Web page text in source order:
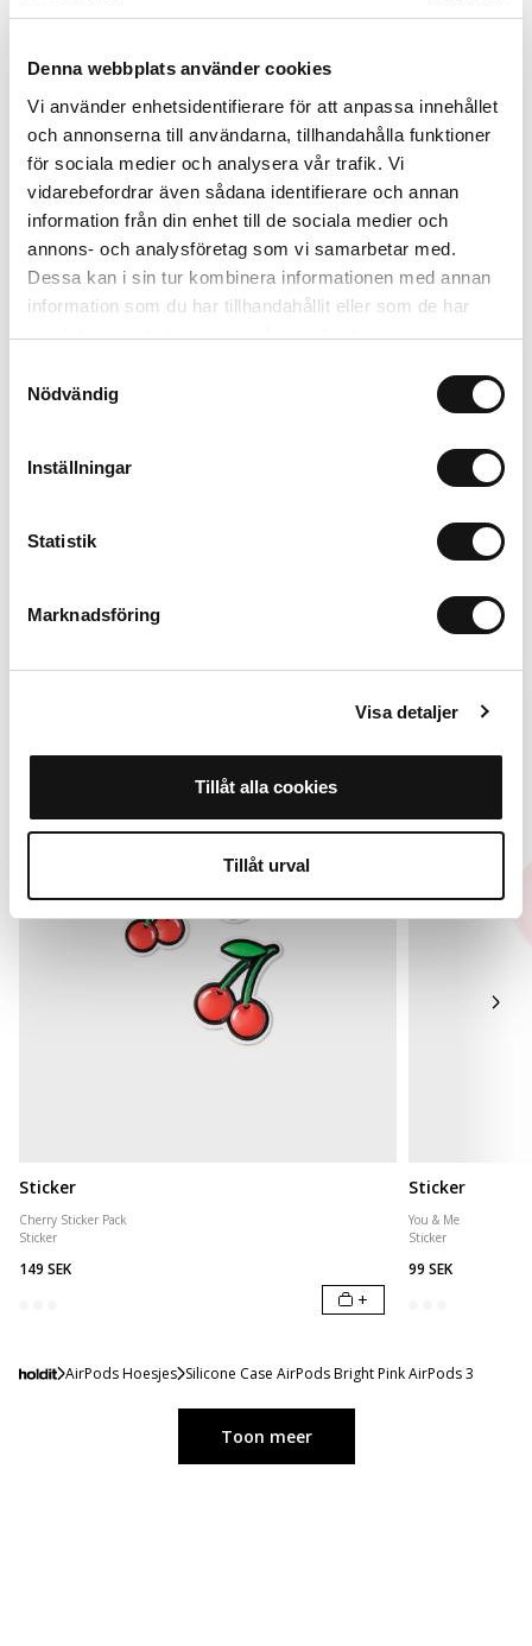
Denna webbplats använder cookies
Vi använder enhetsidentifierare för att anpassa innehållet
och annonserna till användarna, tillhandahålla funktioner
för sociala medier och analysera vår trafik. Vi
vidarebefordrar även sådana identifierare och annan
information från din enhet till de sociala medier och
annons- och analysföretag som vi samarbetar med.
Dessa kan i sin tur kombinera informationen med annan
information som du har tillhandahållit eller som de har
samlat in när du har använt deras tjänster.
Nödvändig
Inställningar
Statistik
Marknadsföring
Visa detaljer
Tillåt alla cookies
Tillåt urval
Pink
Silicone Magsafe Compatible
299 SEK
Pink
Airpods 4
149 SEK
In winkelwagen
Sticker
Cherry Sticker Pack
Sticker
149 SEK
+
Sticker
You & Me
Sticker
99 SEK
AirPods Hoesjes Silicone Case AirPods Bright Pink AirPods 3
Toon meer